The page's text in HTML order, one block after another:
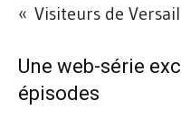
« Visiteurs de
Une web-série
épisodes